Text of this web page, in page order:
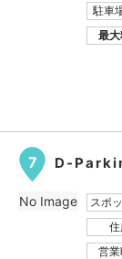
駐車
最
7 D-
スポ
営
No Image